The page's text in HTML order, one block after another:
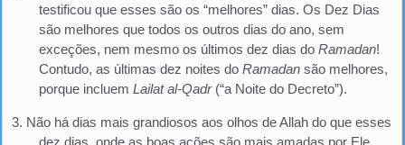
testificou que esses são os “melhores” dias. Os Dez Dias
são melhores que todos os outros dias do ano, sem
exceções, nem mesmo os últimos dez dias doRamadan!
Contudo, as últimas dez noites doRamadan são melhores,
porque incluemLailat al-Qadr(“a Noite do Decreto”).
3. Não há dias mais grandiosos aos olhos de Allah do que esses
dez dias, onde as boas ações são mais amadas por Ele.